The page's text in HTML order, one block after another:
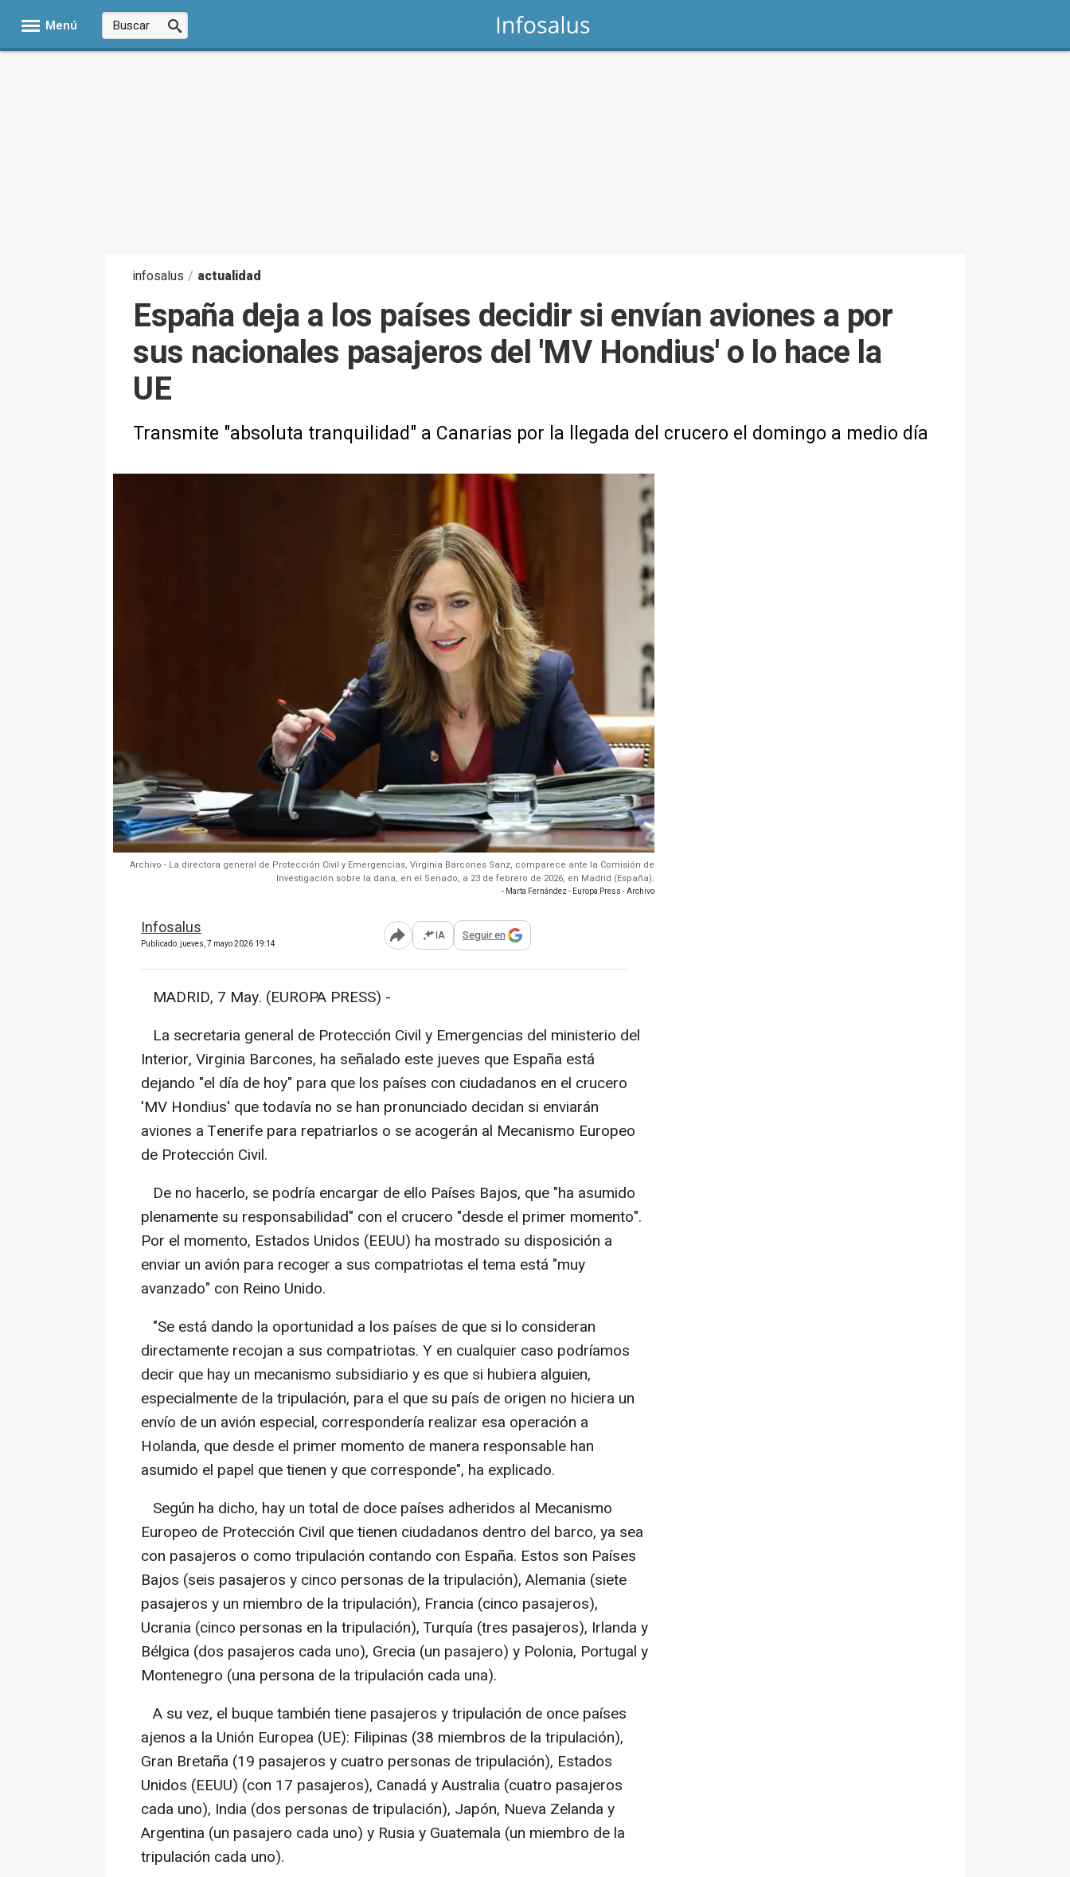
Menú
infosalus / actualidad
España deja a los países decidir si envían aviones a por
sus nacionales pasajeros del 'MV Hondius' o lo hace la
UE
Transmite "absoluta tranquilidad" a Canarias por la llegada del crucero el domingo a medio día
Archivo - La directora general de Protección Civil y Emergencias, Virginia Barcones Sanz, comparece ante la Comisión de
Investigación sobre la dana, en el Senado, a 23 de febrero de 2026, en Madrid (España).
- Marta Fernández - Europa Press - Archivo
Infosalus
Publicado: jueves, 7 mayo 2026 19:14 Abrir opciones para compartir
IA Seguir en
MADRID, 7 May. (EUROPA PRESS) -
La secretaria general de Protección Civil y Emergencias del ministerio del
Interior, Virginia Barcones, ha señalado este jueves que España está
dejando "el día de hoy" para que los países con ciudadanos en el crucero
'MV Hondius' que todavía no se han pronunciado decidan si enviarán
aviones a Tenerife para repatriarlos o se acogerán al Mecanismo Europeo
de Protección Civil.
De no hacerlo, se podría encargar de ello Países Bajos, que "ha asumido
plenamente su responsabilidad" con el crucero "desde el primer momento".
Por el momento, Estados Unidos (EEUU) ha mostrado su disposición a
enviar un avión para recoger a sus compatriotas el tema está "muy
avanzado" con Reino Unido.
"Se está dando la oportunidad a los países de que si lo consideran
directamente recojan a sus compatriotas. Y en cualquier caso podríamos
decir que hay un mecanismo subsidiario y es que si hubiera alguien,
especialmente de la tripulación, para el que su país de origen no hiciera un
envío de un avión especial, correspondería realizar esa operación a
Holanda, que desde el primer momento de manera responsable han
asumido el papel que tienen y que corresponde", ha explicado.
Según ha dicho, hay un total de doce países adheridos al Mecanismo
Europeo de Protección Civil que tienen ciudadanos dentro del barco, ya sea
con pasajeros o como tripulación contando con España. Estos son Países
Bajos (seis pasajeros y cinco personas de la tripulación), Alemania (siete
pasajeros y un miembro de la tripulación), Francia (cinco pasajeros),
Ucrania (cinco personas en la tripulación), Turquía (tres pasajeros), Irlanda y
Bélgica (dos pasajeros cada uno), Grecia (un pasajero) y Polonia, Portugal y
Montenegro (una persona de la tripulación cada una).
A su vez, el buque también tiene pasajeros y tripulación de once países
ajenos a la Unión Europea (UE): Filipinas (38 miembros de la tripulación),
Gran Bretaña (19 pasajeros y cuatro personas de tripulación), Estados
Unidos (EEUU) (con 17 pasajeros), Canadá y Australia (cuatro pasajeros
cada uno), India (dos personas de tripulación), Japón, Nueva Zelanda y
Argentina (un pasajero cada uno) y Rusia y Guatemala (un miembro de la
tripulación cada uno).